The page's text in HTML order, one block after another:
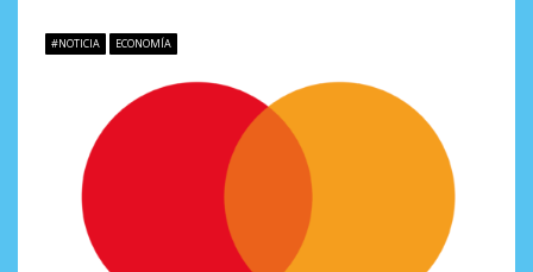
d#NOTICIA ECONOMÍA